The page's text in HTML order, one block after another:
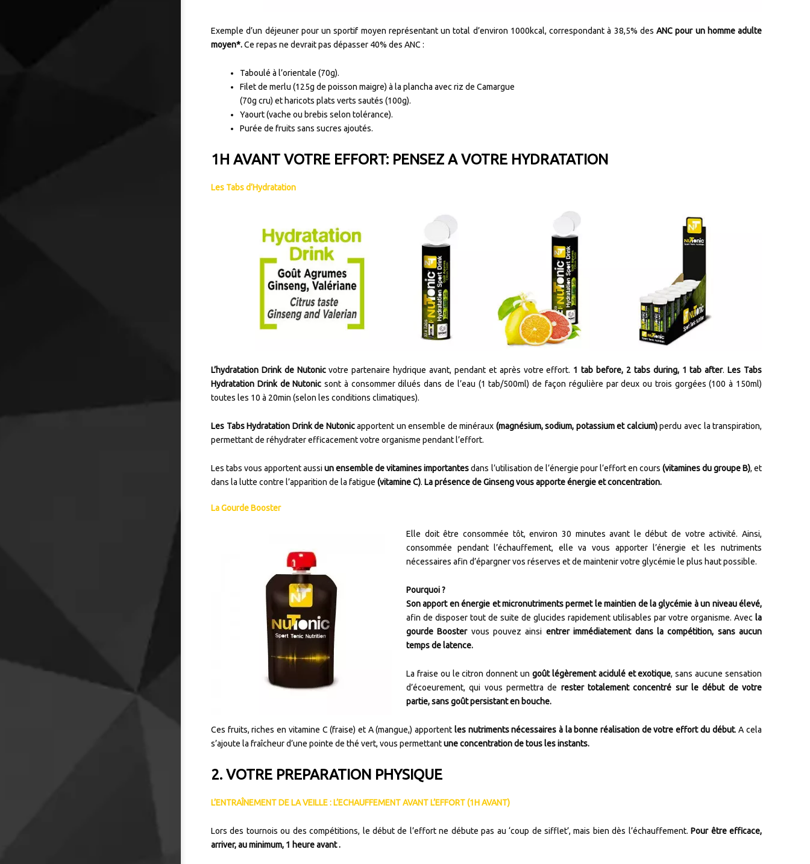
Exemple d’un déjeuner pour un sportif moyen représentant un total d’environ 1000kcal, correspondant à 38,5% des ANC pour un homme adulte
moyen*.Ce repas ne devrait pas dépasser 40% des ANC :
Taboulé à l’orientale (70g).
Filet de merlu (125g de poisson maigre) à la plancha avec riz de Camargue
(70g cru) et haricots plats verts sautés (100g).
Yaourt (vache ou brebis selon tolérance).
Purée de fruits sans sucres ajoutés.
1H AVANT VOTRE EFFORT: PENSEZ A VOTRE HYDRATATION
Les Tabs d’Hydratation
L’hydratation Drink de Nutonicvotre partenaire hydrique avant, pendant et après votre effort. 1 tab before, 2 tabs during, 1 tab after.Les Tabs
Hydratation Drink de Nutonic sont à consommer dilués dans de l’eau (1 tab/500ml) de façon régulière par deux ou trois gorgées (100 à 150ml)
toutes les 10 à 20min (selon les conditions climatiques).
Les Tabs Hydratation Drink de Nutonicapportent un ensemble de minéraux (magnésium, sodium, potassium et calcium)perdu avec la transpiration,
permettant de réhydrater efficacement votre organisme pendant l’effort.
Les tabs vous apportent aussiun ensemble de vitamines importantesdans l’utilisation de l’énergie pour l’effort en cours (vitamines du groupe B), et
dans la lutte contre l’apparition de la fatigue (vitamine C). La présence de Ginseng vous apporte énergie et concentration.
La Gourde Booster
Elle doit être consommée tôt, environ 30 minutes avant le début de votre activité. Ainsi,
consommée pendant l’échauffement, elle va vous apporter l’énergie et les nutriments
nécessaires afin d’épargner vos réserves et de maintenir votre glycémie le plus haut possible.
Pourquoi ?
Son apport en énergie et micronutriments permet le maintien de la glycémie à un niveau élevé,
afin de disposer tout de suite de glucides rapidement utilisables par votre organisme. Avec la
gourde Boostervous pouvez ainsi entrer immédiatement dans la compétition, sans aucun
temps de latence.
La fraise ou le citron donnent un goût légèrement acidulé et exotique, sans aucune sensation
d’écoeurement, qui vous permettra de rester totalement concentré sur le début de votre
partie, sans goût persistant en bouche.
Ces fruits, riches en vitamine C (fraise) et A (mangue,) apportent les nutriments nécessaires à la bonne réalisation de votre effort du début. A cela
s’ajoute la fraîcheur d’une pointe de thé vert, vous permettantune concentration de tous les instants.
2. VOTRE PREPARATION PHYSIQUE
L’ENTRAÎNEMENT DE LA VEILLE : L’ECHAUFFEMENT AVANT L’EFFORT (1H AVANT)
Lors des tournois ou des compétitions, le début de l’effort ne débute pas au ‘coup de sifflet’, mais bien dès l’échauffement.Pour être efficace,
arriver, au minimum, 1 heure avant .